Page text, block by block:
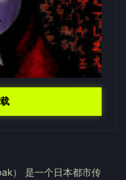
） 是一个日本都市传